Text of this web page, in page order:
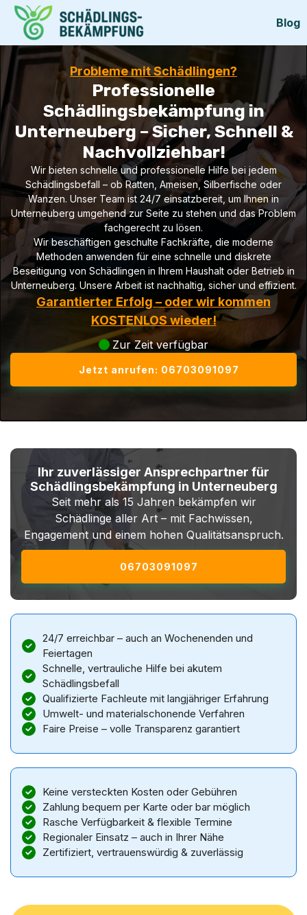
Blog
Probleme mit Schädlingen?
Professionelle
Schädlingsbekämpfung in
Unterneuberg – Sicher, Schnell &
Nachvollziehbar!
Wir bieten schnelle und professionelle Hilfe bei jedem
Schädlingsbefall – ob Ratten, Ameisen, Silberfische oder
Wanzen. Unser Team ist 24/7 einsatzbereit, um Ihnen in
Unterneuberg umgehend zur Seite zu stehen und das Problem
fachgerecht zu lösen.
Wir beschäftigen geschulte Fachkräfte, die moderne
Methoden anwenden für eine schnelle und diskrete
Beseitigung von Schädlingen in Ihrem Haushalt oder Betrieb in
Unterneuberg. Unsere Arbeit ist nachhaltig, sicher und effizient.
Garantierter Erfolg – oder wir kommen
KOSTENLOS wieder!
Zur Zeit verfügbar
Jetzt anrufen: 06703091097
Ihr zuverlässiger Ansprechpartner für
Schädlingsbekämpfung in Unterneuberg
Seit mehr als 15 Jahren bekämpfen wir
Schädlinge aller Art – mit Fachwissen,
Engagement und einem hohen Qualitätsanspruch.
06703091097
24/7 erreichbar – auch an Wochenenden und
Feiertagen
Schnelle, vertrauliche Hilfe bei akutem
Schädlingsbefall
Qualifizierte Fachleute mit langjähriger Erfahrung
Umwelt- und materialschonende Verfahren
Faire Preise – volle Transparenz garantiert
Keine versteckten Kosten oder Gebühren
Zahlung bequem per Karte oder bar möglich
Rasche Verfügbarkeit & flexible Termine
Regionaler Einsatz – auch in Ihrer Nähe
Zertifiziert, vertrauenswürdig & zuverlässig